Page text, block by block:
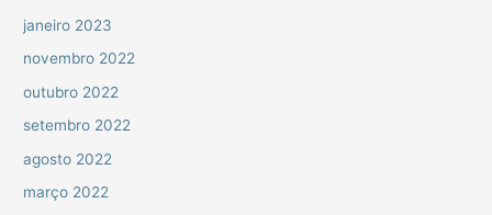
janeiro 2023
novembro 2022
outubro 2022
setembro 2022
agosto 2022
março 2022